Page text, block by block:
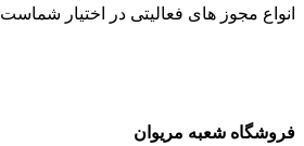
انواع مجوز های فعالیتی در اختیار شماست
فروشگاه شعبه مریوان